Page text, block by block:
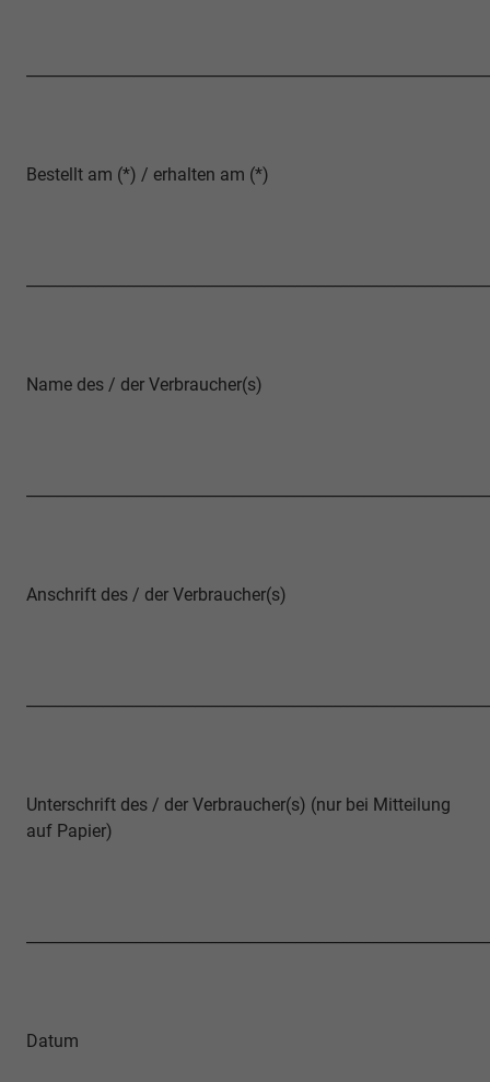
Bestellt am (*) / erhalten am (*)
Name des / der Verbraucher(s)
Anschrift des / der Verbraucher(s)
Unterschrift des / der Verbraucher(s) (nur bei Mitteilung
auf Papier)
Datum